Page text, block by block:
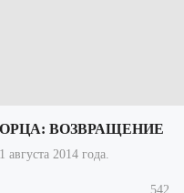
ВОЗВРАЩЕНИЕ
2014 года.
542